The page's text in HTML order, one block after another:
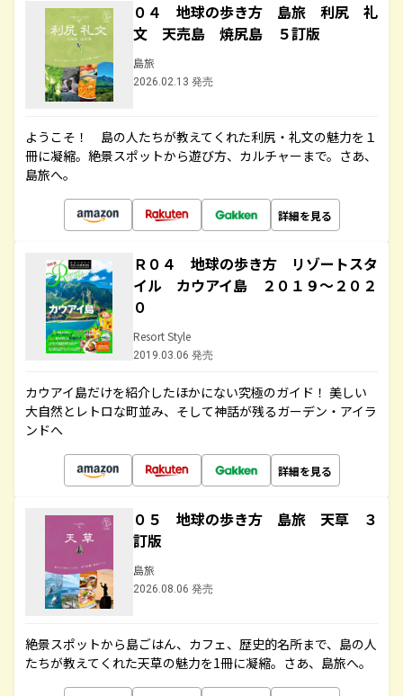
０４ 地球の歩き方 島旅 利尻 礼
文 天売島 焼尻島 ５訂版
島旅
2026.02.13 発売
ようこそ！ 島の人たちが教えてくれた利尻・礼文の魅力を１
冊に凝縮。絶景スポットから遊び方、カルチャーまで。さあ、
島旅へ。
詳細を見る
Ｒ０４ 地球の歩き方 リゾートスタ
イル カウアイ島 ２０１９～２０２
０
Resort Style
2019.03.06 発売
カウアイ島だけを紹介したほかにない究極のガイド！ 美しい
大自然とレトロな町並み、そして神話が残るガーデン・アイラ
ンドへ
詳細を見る
０５ 地球の歩き方 島旅 天草 ３
訂版
島旅
2026.08.06 発売
絶景スポットから島ごはん、カフェ、歴史的名所まで、島の人
たちが教えてくれた天草の魅力を1冊に凝縮。さあ、島旅へ。